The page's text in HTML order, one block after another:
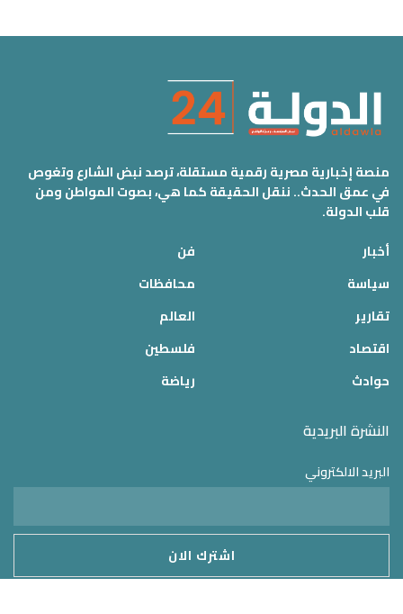
منصة إخبارية مصرية رقمية مستقلة، ترصد نبض الشارع وتغوص
في عمق الحدث.. ننقل الحقيقة كما هي، بصوت المواطن ومن
قلب الدولة.
أخبار
سياسة
تقارير
اقتصاد
حوادث
فن
محافظات
العالم
فلسطين
رياضة
النشرة البريدية
البريد الالكتروني